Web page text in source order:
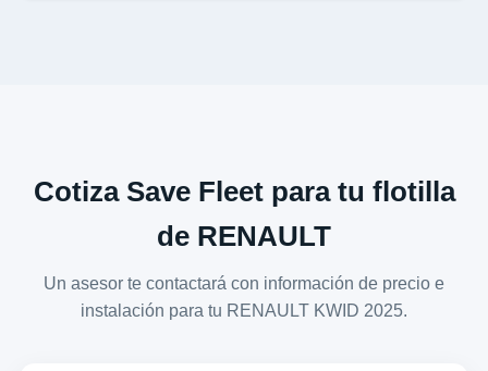
Cotiza Save Fleet para tu flotilla
de RENAULT
Un asesor te contactará con información de precio e
instalación para tu RENAULT KWID 2025.